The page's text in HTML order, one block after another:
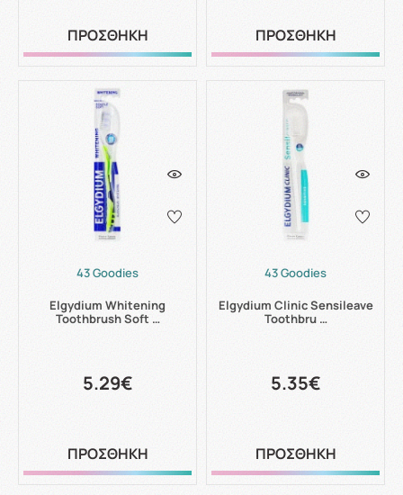
ΠΡΟΣΘΗΚΗ ΠΡΟΣΘΗΚΗ
43 Goodies
Elgydium Whitening
Toothbrush Soft …
5.29€
ΠΡΟΣΘΗΚΗ
43 Goodies
Elgydium Clinic Sensileave
Toothbru …
5.35€
ΠΡΟΣΘΗΚΗ